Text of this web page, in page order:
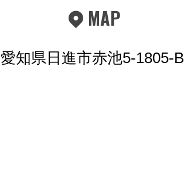
MAP
愛知県日進市赤池5-1805-B